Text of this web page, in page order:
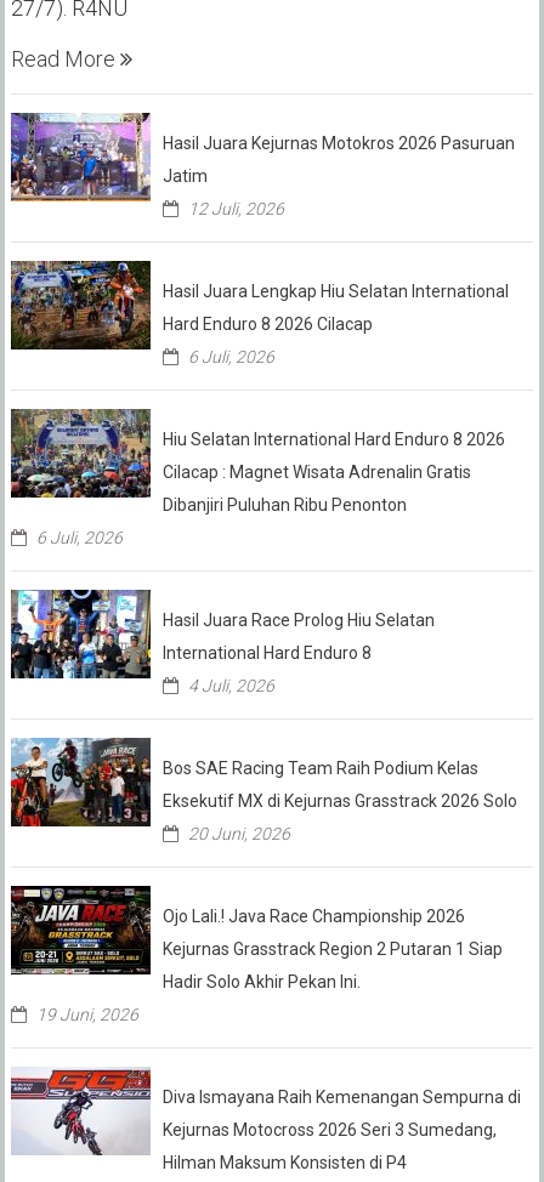
27/7). R4NU
Read More
Hasil Juara Kejurnas Motokros 2026 Pasuruan
Jatim
12 Juli, 2026
Hasil Juara Lengkap Hiu Selatan International
Hard Enduro 8 2026 Cilacap
6 Juli, 2026
Hiu Selatan International Hard Enduro 8 2026
Cilacap : Magnet Wisata Adrenalin Gratis
Dibanjiri Puluhan Ribu Penonton
6 Juli, 2026
Hasil Juara Race Prolog Hiu Selatan
International Hard Enduro 8
4 Juli, 2026
Bos SAE Racing Team Raih Podium Kelas
Eksekutif MX di Kejurnas Grasstrack 2026 Solo
20 Juni, 2026
Ojo Lali.! Java Race Championship 2026
Kejurnas Grasstrack Region 2 Putaran 1 Siap
Hadir Solo Akhir Pekan Ini.
19 Juni, 2026
Diva Ismayana Raih Kemenangan Sempurna di
Kejurnas Motocross 2026 Seri 3 Sumedang,
Hilman Maksum Konsisten di P4